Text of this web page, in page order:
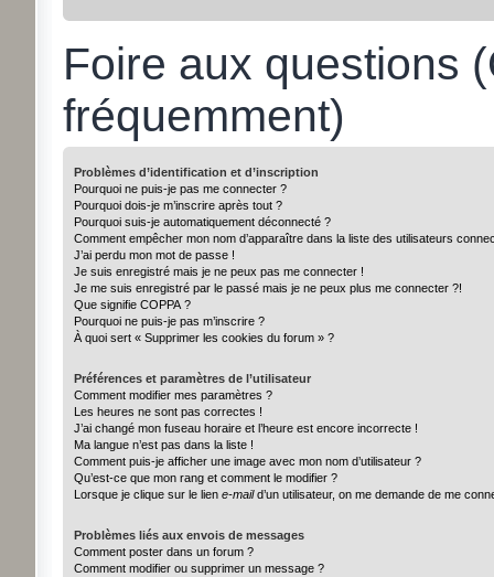
Foire aux questions
fréquemment)
Problèmes d’identification et d’inscription
Pourquoi ne puis-je pas me connecter ?
Pourquoi dois-je m’inscrire après tout ?
Pourquoi suis-je automatiquement déconnecté ?
Comment empêcher mon nom d’apparaître dans la liste des utilisateurs
J’ai perdu mon mot de passe !
Je suis enregistré mais je ne peux pas me connecter !
Je me suis enregistré par le passé mais je ne peux plus me connecter ?!
Que signifie COPPA ?
Pourquoi ne puis-je pas m’inscrire ?
À quoi sert « Supprimer les cookies du forum » ?
Préférences et paramètres de l’utilisateur
Comment modifier mes paramètres ?
Les heures ne sont pas correctes !
J’ai changé mon fuseau horaire et l’heure est encore incorrecte !
Ma langue n’est pas dans la liste !
Comment puis-je afficher une image avec mon nom d’utilisateur ?
Qu’est-ce que mon rang et comment le modifier ?
Lorsque je clique sur le lien e-maild’un utilisateur, on me demande de me
Problèmes liés aux envois de messages
Comment poster dans un forum ?
Comment modifier ou supprimer un message ?